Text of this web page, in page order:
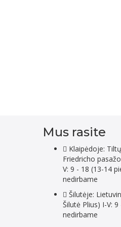
Mus rasite
Klaipėdoje:
Friedricho
V: 9 - 18 (13-14
nedirbame
Šilutėje:
Šilutė Plius) I-V:
nedirbame